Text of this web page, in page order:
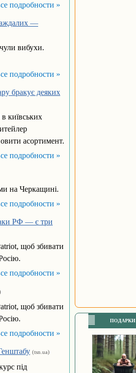
подробности »
—
вибухи.
подробности »
бракує деяких
київських
асортимент.
подробности »
на Черкащині.
подробности »
РФ — є три
щоб збивати
подробности »
щоб збивати
подробности »
(tsn.ua)
під
ПОДАРКИ